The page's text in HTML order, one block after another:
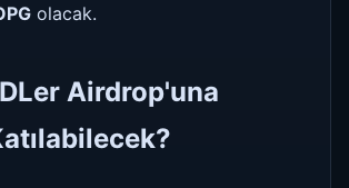
olacak.
Airdrop'una